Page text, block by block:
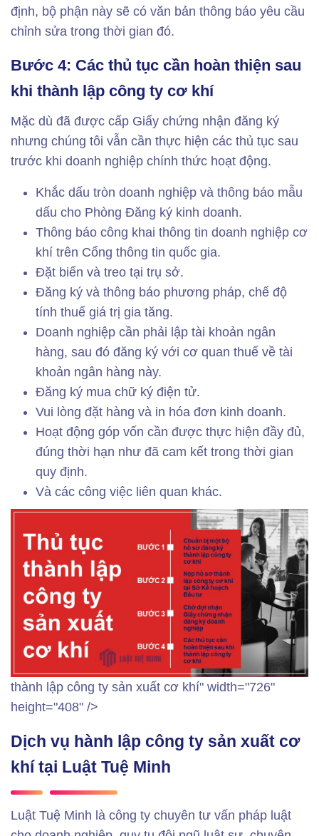
định, bộ phận này sẽ có văn bản thông báo yêu cầu
chỉnh sửa trong thời gian đó.
Bước 4: Các thủ tục cần hoàn thiện sau
khi thành lập công ty cơ khí
Mặc dù đã được cấp Giấy chứng nhận đăng ký
nhưng chúng tôi vẫn cần thực hiện các thủ tục sau
trước khi doanh nghiệp chính thức hoạt động.
Khắc dấu tròn doanh nghiệp và thông báo mẫu
dấu cho Phòng Đăng ký kinh doanh.
Thông báo công khai thông tin doanh nghiệp cơ
khí trên Cổng thông tin quốc gia.
Đặt biển và treo tại trụ sở.
Đăng ký và thông báo phương pháp, chế độ
tính thuế giá trị gia tăng.
Doanh nghiệp cần phải lập tài khoản ngân
hàng, sau đó đăng ký với cơ quan thuế về tài
khoản ngân hàng này.
Đăng ký mua chữ ký điện tử.
Vui lòng đặt hàng và in hóa đơn kinh doanh.
Hoạt động góp vốn cần được thực hiện đầy đủ,
đúng thời hạn như đã cam kết trong thời gian
quy định.
Và các công việc liên quan khác.
thành lập công ty sản xuất cơ khí" width="726"
height="408" />
Dịch vụ hành lập công ty sản xuất cơ
khí tại Luật Tuệ Minh
Luật Tuệ Minh là công ty chuyên tư vấn pháp luật